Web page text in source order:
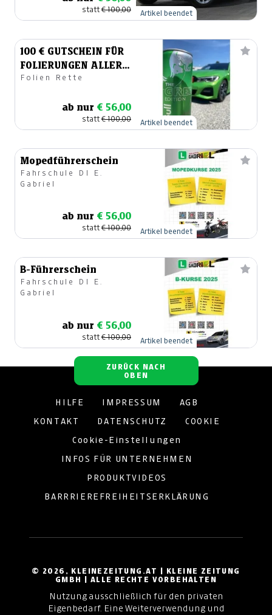
statt€ 100,00 Artikel beendet
100 € GUTSCHEIN FÜR
FOLIERUNGEN ALLER
ART
Folien Rette
ab nur € 56,00
statt€ 100,00 Artikel beendet
Mopedführerschein
Fahrschule DI E.
Gabriel
ab nur € 56,00
statt€ 100,00 Artikel beendet
B-Führerschein
Fahrschule DI E.
Gabriel
ab nur € 56,00
statt€ 100,00 Artikel beendet
ZURÜCK NACH
OBEN
© 2026, KLEINEZEITUNG.AT | KLEINE ZEITUNG
GMBH | ALLE RECHTE VORBEHALTEN
Nutzung ausschließlich für den privaten
Eigenbedarf. Eine Weiterverwendung und
HILFE IMPRESSUM AGB
KONTAKT DATENSCHUTZ COOKIE
Cookie-Einstellungen
INFOS FÜR UNTERNEHMEN
PRODUKTVIDEOS
BARRRIEREFREIHEITSERKLÄRUNG